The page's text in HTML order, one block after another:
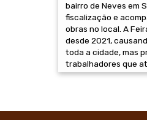
bairro de Neves em
fiscalização e
obras no local. A
desde 2021,
toda a cidade, mas
trabalhadores que